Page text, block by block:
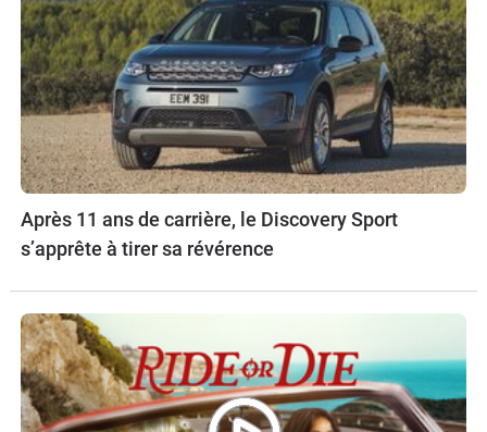
Après 11 ans de carrière, le Discovery Sport
s’apprête à tirer sa révérence